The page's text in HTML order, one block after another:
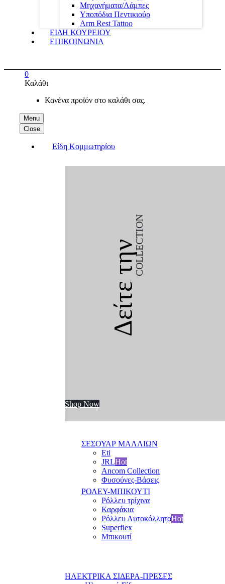
Μηχανήματα/Λάμπες
Υποπόδια Πεντικιούρ
Arm Rest Tattoo
ΕΙΔΗ ΚΟΥΡΕΙΟΥ
ΕΠΙΚΟΙΝΩΝΙΑ
Menu
Close
Είδη Κομμωτηρίου
Δείτε τηνCOLLECTION
Shop Now
ΣΕΣΟΥΑΡ ΜΑΛΛΙΩΝ
Eti
JRLHot
Ancom Collection
Φυσούνες-Βάσεις
ΡΟΛΕΥ-ΜΠΙΚΟΥΤΙ
Ρόλλευ τρίχινα
Καρφάκια
Ρόλλευ ΑυτοκόλληταHot
Superflex
Μπικουτί
ΗΛΕΚΤΡΙΚΑ ΣΙΔΕΡΑ-ΠΡΕΣΕΣ
0
Καλάθι
Κανένα προϊόν στο καλάθι σας.